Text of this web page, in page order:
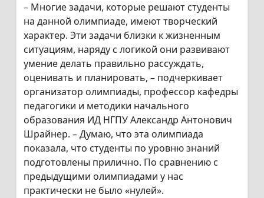
– Многие задачи, которые решают студенты
на данной олимпиаде, имеют творческий
характер. Эти задачи близки к жизненным
ситуациям, наряду с логикой они развивают
умение делать правильно рассуждать,
оценивать и планировать, – подчеркивает
организатор олимпиады, профессор кафедры
педагогики и методики начального
образования ИД НГПУ Александр Антонович
Шрайнер. – Думаю, что эта олимпиада
показала, что студенты по уровню знаний
подготовлены прилично. По сравнению с
предыдущими олимпиадами у нас
практически не было «нулей».